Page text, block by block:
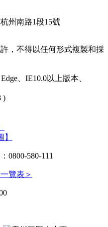
州南路1段15號
，不得以任何形式複製和採
、IE10.0以上版本、
)
0800-580-111
覽表＞